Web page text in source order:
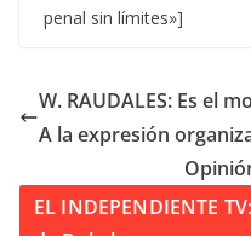
penal sin límites»]
W. RAUDALES: Es el
A la expresión
EL INDEPENDIENTE